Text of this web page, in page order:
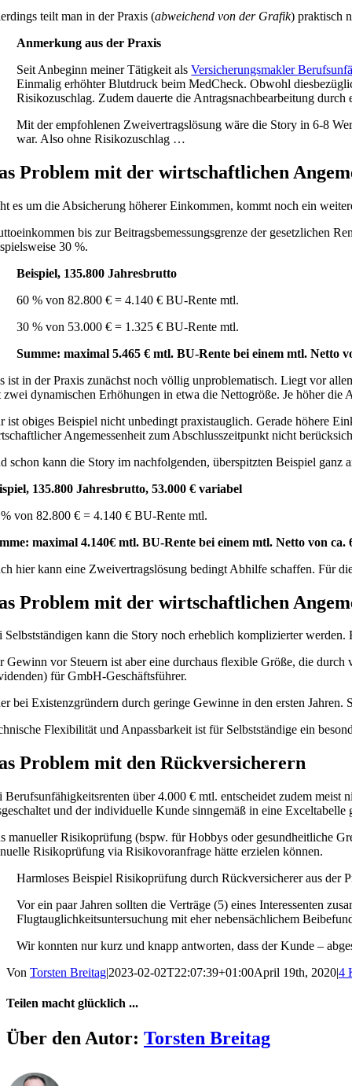
teilt man in der Praxis (abweichend von der Grafik) praktisch
Anmerkung aus der Praxis
Seit Anbeginn meiner Tätigkeit alsVersicherungsmakler
Einmalig erhöhter Blutdruck beim MedCheck. Obwohl
Risikozuschlag. Zudem dauerte die Antragsnachbearbeitung
Mit der empfohlenen Zweivertragslösung wäre die Story in 6-8
war. Also ohne Risikozuschlag …
Problem mit der wirtschaftlichen
es um die Absicherung höherer Einkommen, kommt noch ein
bis zur Beitragsbemessungsgrenze der gesetzlichen
30 %.
Beispiel, 135.800 Jahresbrutto
60 % von 82.800 € = 4.140 € BU-Rente mtl.
30 % von 53.000 € = 1.325 € BU-Rente mtl.
Summe: maximal 5.465 € mtl. BU-Rente bei einem mtl. Netto
ist in der Praxis zunächst noch völlig unproblematisch. Liegt vor
zwei dynamischen Erhöhungen in etwa die Nettogröße. Je höher
ist obiges Beispiel nicht unbedingt praxistauglich. Gerade höhere
Angemessenheit zum Abschlusszeitpunkt nicht
schon kann die Story im nachfolgenden, überspitzten Beispiel ganz
135.800 Jahresbrutto, 53.000 € variabel
von 82.800 € = 4.140 € BU-Rente mtl.
maximal 4.140€ mtl. BU-Rente bei einem mtl. Netto von ca.
hier kann eine Zweivertragslösung bedingt Abhilfe schaffen. Für
Problem mit der wirtschaftlichen
Selbstständigen kann die Story noch erheblich komplizierter
Gewinn vor Steuern ist aber eine durchaus flexible Größe, die
für GmbH-Geschäftsführer.
bei Existenzgründern durch geringe Gewinne in den ersten
Flexibilität und Anpassbarkeit ist für Selbstständige ein
Problem mit den Rückversicherern
Berufsunfähigkeitsrenten über 4.000 € mtl. entscheidet zudem meist
und der individuelle Kunde sinngemäß in eine Exceltabelle
manueller Risikoprüfung (bspw. für Hobbys oder gesundheitliche
Risikoprüfung via Risikovoranfrage hätte erzielen können.
Harmloses Beispiel Risikoprüfung durch Rückversicherer aus der
Vor ein paar Jahren sollten die Verträge (5) eines Interessenten
Flugtauglichkeitsuntersuchung mit eher nebensächlichem
Wir konnten nur kurz und knapp antworten, dass der Kunde –
Von Torsten Breitag|2023-02-02T22:07:39+01:00April 19th, 2020|4
Teilen macht glücklich ...
Facebook
X
Über den Autor: Torsten Breitag